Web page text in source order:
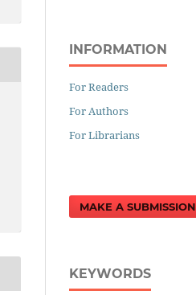
INFORMATION
For Readers
For Authors
For Librarians
MAKE A SUBMISSION
KEYWORDS